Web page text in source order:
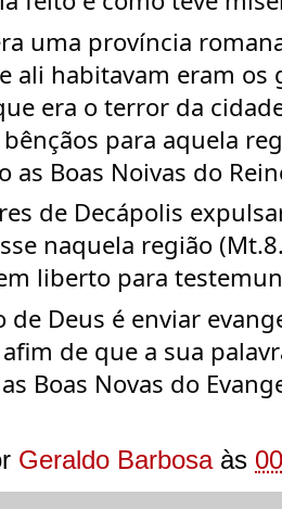
uma província
ali habitavam eram
era o terror da
para aquela
as Boas Noivas do
de Decápolis
naquela região
de Deus é enviar
de que a sua
Boas Novas do
Geraldo Barbosa às